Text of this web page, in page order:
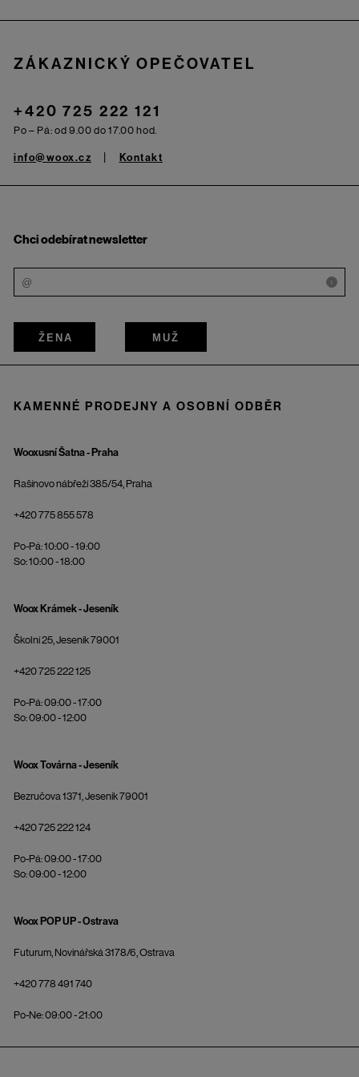
ZÁKAZNICKÝ OPEČOVATEL
+420 725 222 121
Po – Pá: od 9.00 do 17.00 hod.
info@woox.cz Kontakt
Chci odebírat newsletter
i
ŽENA MUŽ
KAMENNÉ PRODEJNY A OSOBNÍ ODBĚR
Wooxusní Šatna - Praha
Rašínovo nábřeží 385/54, Praha
+420 775 855 578
Po-Pá: 10:00 - 19:00
So: 10:00 - 18:00
Woox Krámek - Jeseník
Školní 25, Jeseník 79001
+420 725 222 125
Po-Pá: 09:00 - 17:00
So: 09:00 - 12:00
Woox Továrna - Jeseník
Bezručova 1371, Jeseník 79001
+420 725 222 124
Po-Pá: 09:00 - 17:00
So: 09:00 - 12:00
Woox POP UP - Ostrava
Futurum, Novinářská 3178/6, Ostrava
+420 778 491 740
Po-Ne: 09:00 - 21:00